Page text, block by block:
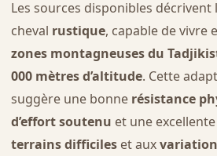
Les sources disponibles décrivent
cheval rustique, capable de vivre
zones montagneuses du
000 mètres d’altitude. Cette
suggère une bonne résistance
d’effort soutenu et une excellente
terrains difficileset aux